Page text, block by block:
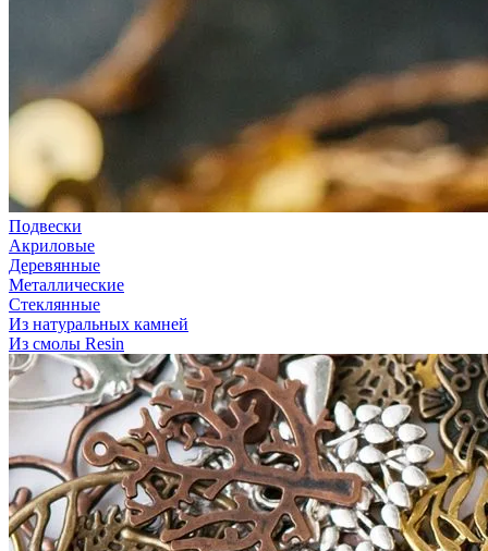
Подвески
Акриловые
Деревянные
Металлические
Стеклянные
Из натуральных камней
Из смолы Resin